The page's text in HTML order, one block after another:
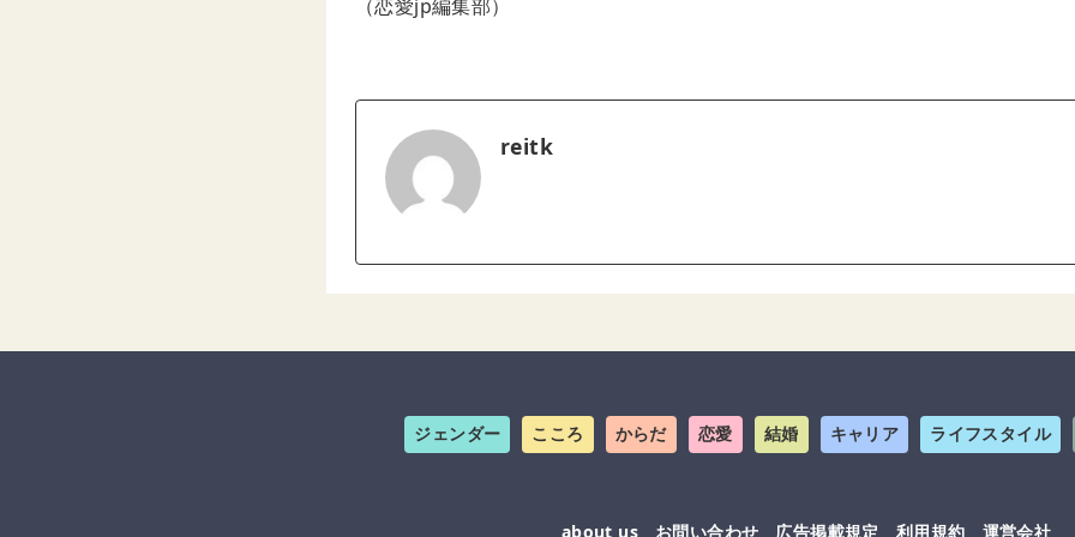
（恋愛jp編集部）
reitk
ジェンダー こころ からだ 恋愛 結婚 キャリア ライフスタイル
about us お問い合わせ 広告掲載規定 利用規約 運営会社